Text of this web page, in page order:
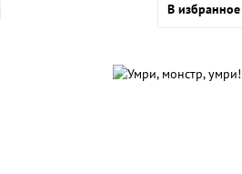
В избранное